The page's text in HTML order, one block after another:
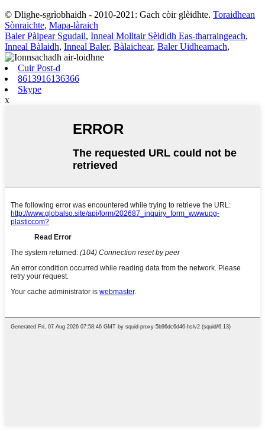
© Dlighe-sgrìobhaidh - 2010-2021: Gach còir glèidhte. Toraidhean
Sònraichte, Mapa-làraich
Baler Pàipear Sgudail, Inneal Molltair Sèididh Eas-tharraingeach,
Inneal Bàlaidh, Inneal Baler, Bàlaichear, Baler Uidheamach,
Cuir Post-d
8613916136366
Skype
x